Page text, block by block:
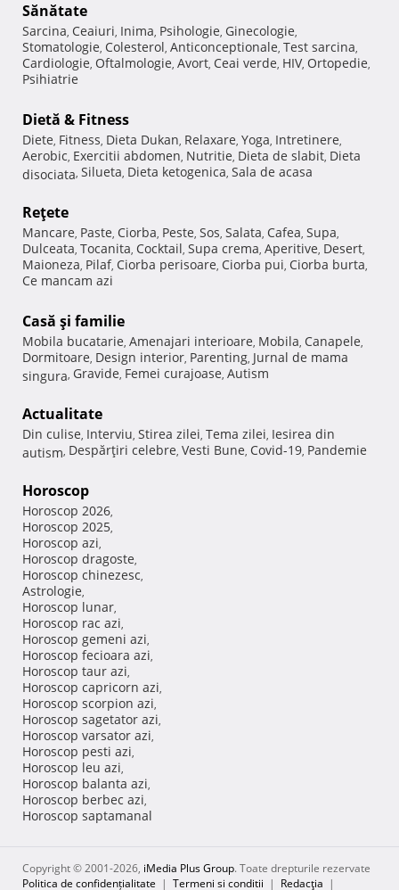
Sănătate
Sarcina, Ceaiuri, Inima, Psihologie, Ginecologie,
Stomatologie, Colesterol, Anticonceptionale, Test sarcina,
Cardiologie, Oftalmologie, Avort, Ceai verde, HIV, Ortopedie,
Psihiatrie
Dietă & Fitness
Diete, Fitness, Dieta Dukan, Relaxare, Yoga, Intretinere,
Aerobic, Exercitii abdomen, Nutritie, Dieta de slabit, Dieta
disociata, Silueta, Dieta ketogenica, Sala de acasa
Reţete
Mancare, Paste, Ciorba, Peste, Sos, Salata, Cafea, Supa,
Dulceata, Tocanita, Cocktail, Supa crema, Aperitive, Desert,
Maioneza, Pilaf, Ciorba perisoare, Ciorba pui, Ciorba burta,
Ce mancam azi
Casă şi familie
Mobila bucatarie, Amenajari interioare, Mobila, Canapele,
Dormitoare, Design interior, Parenting, Jurnal de mama
singura, Gravide, Femei curajoase, Autism
Actualitate
Din culise, Interviu, Stirea zilei, Tema zilei, Iesirea din
autism, Despărţiri celebre, Vesti Bune, Covid-19, Pandemie
Horoscop
Horoscop 2026,
Horoscop 2025,
Horoscop azi,
Horoscop dragoste,
Horoscop chinezesc,
Astrologie,
Horoscop lunar,
Horoscop rac azi,
Horoscop gemeni azi,
Horoscop fecioara azi,
Horoscop taur azi,
Horoscop capricorn azi,
Horoscop scorpion azi,
Horoscop sagetator azi,
Horoscop varsator azi,
Horoscop pesti azi,
Horoscop leu azi,
Horoscop balanta azi,
Horoscop berbec azi,
Horoscop saptamanal
Copyright © 2001-2026, iMedia Plus Group. Toate drepturile rezervate
Politica de confidențialitate | Termeni si conditii | Redacţia |